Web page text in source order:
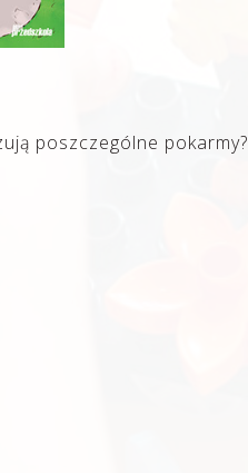
poszczególne pokarmy?